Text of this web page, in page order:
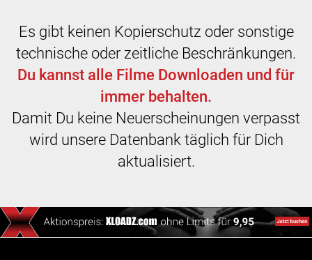
Es gibt keinen Kopierschutz oder sonstige
technische oder zeitliche Beschränkungen.
Du kannst alle Filme Downloaden und für
immer behalten.
Damit Du keine Neuerscheinungen verpasst
wird unsere Datenbank täglich für Dich
aktualisiert.